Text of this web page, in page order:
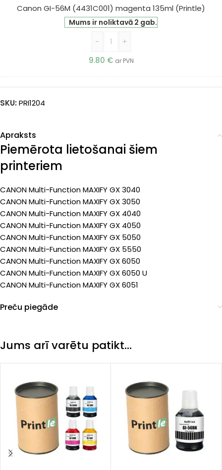
135ml
(Printle)
Canon GI-56M (4431C001) magenta 135ml (Printle)
Mums ir noliktavā 2 gab.
-
+
9.80 € ar PVN
SKU: PRI1204
Apraksts
Piemērota lietošanai šiem
printeriem
CANON Multi-Function MAXIFY GX 3040
CANON Multi-Function MAXIFY GX 3050
CANON Multi-Function MAXIFY GX 4040
CANON Multi-Function MAXIFY GX 4050
CANON Multi-Function MAXIFY GX 5050
CANON Multi-Function MAXIFY GX 5550
CANON Multi-Function MAXIFY GX 6050
CANON Multi-Function MAXIFY GX 6050 U
CANON Multi-Function MAXIFY GX 6051
Preču piegāde
Jums arī varētu patikt…